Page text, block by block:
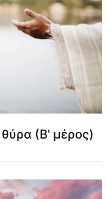
(Β' μέρος)